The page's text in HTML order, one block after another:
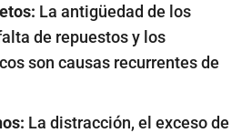
La antigüedad de los
de repuestos y los
son causas recurrentes de
La distracción, el exceso de